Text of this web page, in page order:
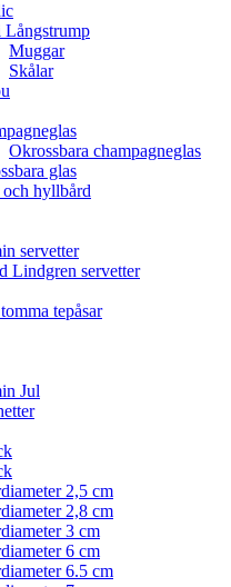
Långstrump
Muggar
Skålar
Okrossbara champagneglas
glas
hyllbård
servetter
Lindgren servetter
tepåsar
Jul
2,5 cm
2,8 cm
3 cm
6 cm
6.5 cm